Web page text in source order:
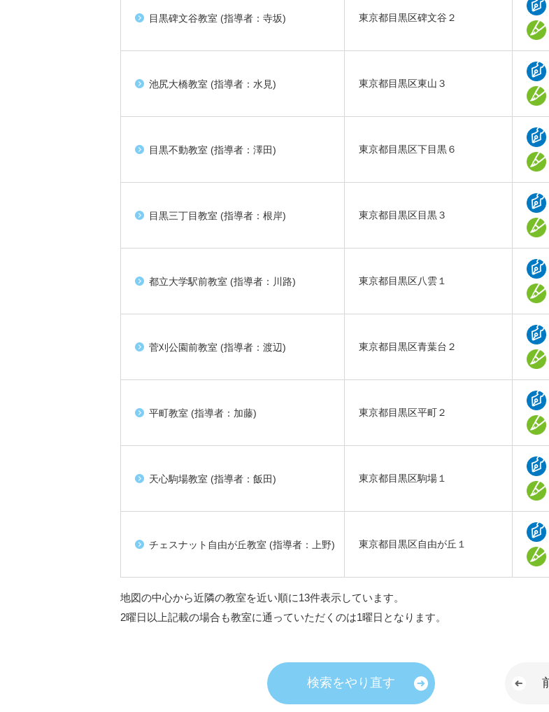
目黒碑文谷教室 (指導者：寺坂) 東京都目黒区碑文谷２
池尻大橋教室 (指導者：水見) 東京都目黒区東山３
目黒不動教室 (指導者：澤田) 東京都目黒区下目黒６
目黒三丁目教室 (指導者：根岸) 東京都目黒区目黒３
都立大学駅前教室 (指導者：川路) 東京都目黒区八雲１
菅刈公園前教室 (指導者：渡辺) 東京都目黒区青葉台２
平町教室 (指導者：加藤) 東京都目黒区平町２
天心駒場教室 (指導者：飯田) 東京都目黒区駒場１
チェスナット自由が丘教室 (指導者：上野) 東京都目黒区自由が丘１
地図の中心から近隣の教室を近い順に13件表示しています。
2曜日以上記載の場合も教室に通っていただくのは1曜日となります。
検索をやり直す